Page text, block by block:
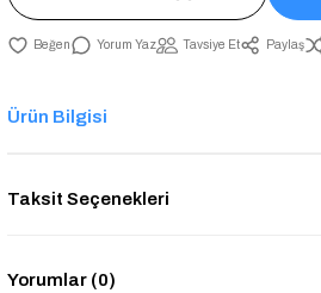
Yorum Yaz Tavsiye Et Paylaş
Ürün Bilgisi
Taksit Seçenekleri
Yorumlar (0)